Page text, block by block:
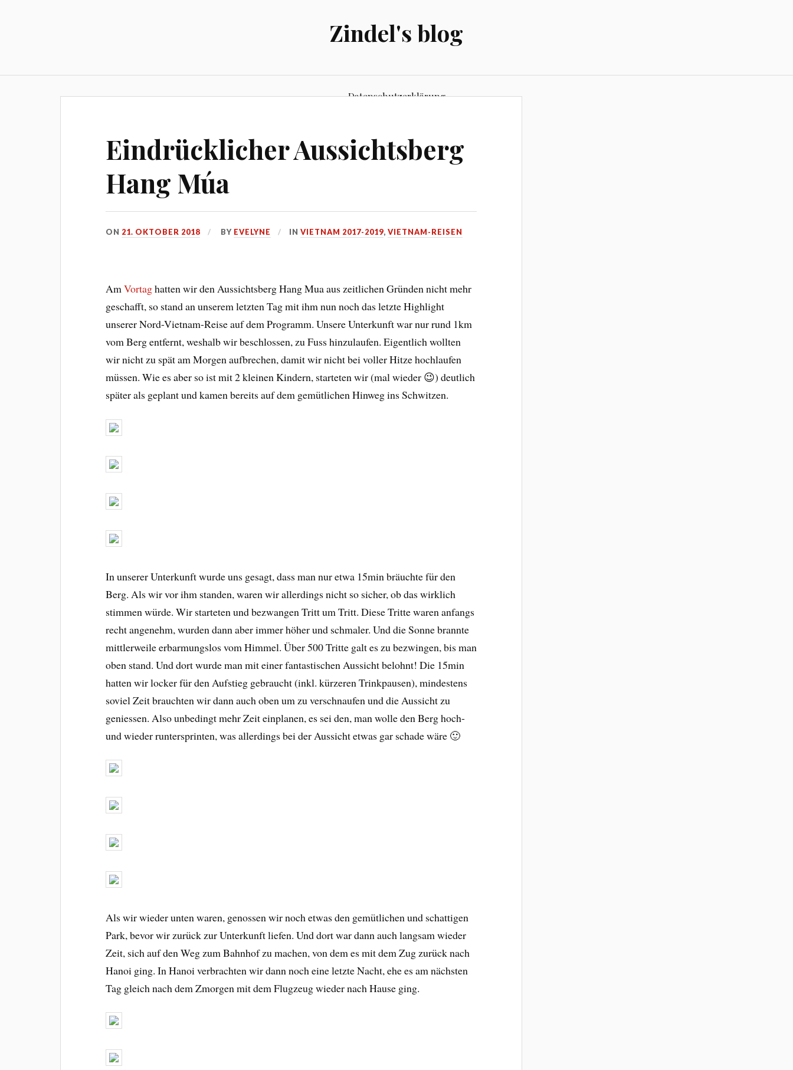
Zindel's blog
Datenschutzerklärung
Eindrücklicher Aussichtsberg
Hang Múa
ON 21. OKTOBER 2018 BY EVELYNE INVIETNAM 2017-2019,VIETNAM-REISEN
AmVortaghatten wir den Aussichtsberg Hang Mua aus zeitlichen Gründen nicht mehr
geschafft, so stand an unserem letzten Tag mit ihm nun noch das letzte Highlight
unserer Nord-Vietnam-Reise auf dem Programm. Unsere Unterkunft war nur rund 1km
vom Berg entfernt, weshalb wir beschlossen, zu Fuss hinzulaufen. Eigentlich wollten
wir nicht zu spät am Morgen aufbrechen, damit wir nicht bei voller Hitze hochlaufen
müssen. Wie es aber so ist mit 2 kleinen Kindern, starteten wir (mal wieder 😉) deutlich
später als geplant und kamen bereits auf dem gemütlichen Hinweg ins Schwitzen.
In unserer Unterkunft wurde uns gesagt, dass man nur etwa 15min bräuchte für den
Berg. Als wir vor ihm standen, waren wir allerdings nicht so sicher, ob das wirklich
stimmen würde. Wir starteten und bezwangen Tritt um Tritt. Diese Tritte waren anfangs
recht angenehm, wurden dann aber immer höher und schmaler. Und die Sonne brannte
mittlerweile erbarmungslos vom Himmel. Über 500 Tritte galt es zu bezwingen, bis man
oben stand. Und dort wurde man mit einer fantastischen Aussicht belohnt! Die 15min
hatten wir locker für den Aufstieg gebraucht (inkl. kürzeren Trinkpausen), mindestens
soviel Zeit brauchten wir dann auch oben um zu verschnaufen und die Aussicht zu
geniessen. Also unbedingt mehr Zeit einplanen, es sei den, man wolle den Berg hoch-
und wieder runtersprinten, was allerdings bei der Aussicht etwas gar schade wäre 🙂
Als wir wieder unten waren, genossen wir noch etwas den gemütlichen und schattigen
Park, bevor wir zurück zur Unterkunft liefen. Und dort war dann auch langsam wieder
Zeit, sich auf den Weg zum Bahnhof zu machen, von dem es mit dem Zug zurück nach
Hanoi ging. In Hanoi verbrachten wir dann noch eine letzte Nacht, ehe es am nächsten
Tag gleich nach dem Zmorgen mit dem Flugzeug wieder nach Hause ging.